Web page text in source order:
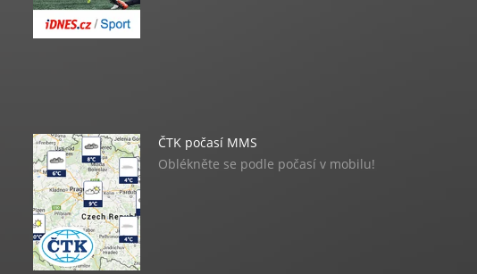
ČTK počasí MMS
Oblékněte se podle počasí v mobilu!